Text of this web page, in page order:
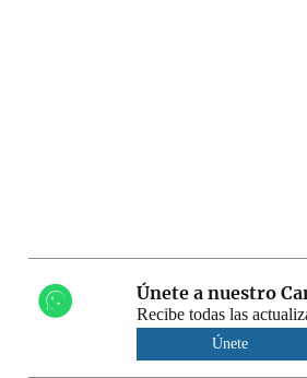
Únete a nuestro
Recibe todas las
Únete